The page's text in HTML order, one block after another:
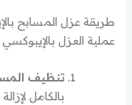
طريقة عزل المسابح
عملية العزل
تنظيف
بالكامل